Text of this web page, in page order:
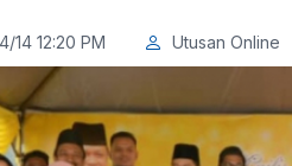
14 12:20 PM Utusan Online